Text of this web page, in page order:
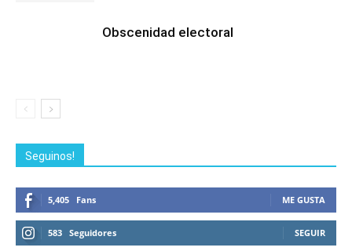
Obscenidad electoral
Seguinos!
5,405 Fans ME GUSTA
583 Seguidores SEGUIR